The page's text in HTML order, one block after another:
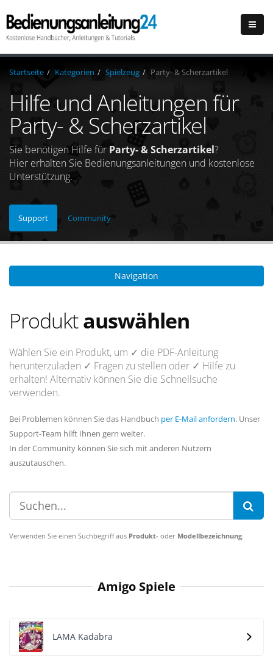
Startseite Kategorien Spielzeug Party- & Scherzartikel
Hilfe und Anleitungen für
Party- & Scherzartikel
Sie benötigen Hilfe für Party- & Scherzartikel?
Hier erhalten Sie Bedienungsanleitungen und kostenlose
Unterstützung.
Support Community
Navigation
Produktauswählen
Wählen Sie ein Produkt, um ✓ die PDF-Anleitung
herunterzuladen ✓ Fragen zu stellen oder ✓ Hilfe zu
erhalten! Alternativ können Sie die Schnellsuche
verwenden.
Bei Problemen können Sie das Handbuch per E-Mail anfordern. Unser
Support-Team hilft Ihnen gern weiter.
In der Community können Sie sich mit anderen Nutzern
auszutauschen.
Verwenden Sie einen Suchbegriff aus Produkt- oder Modellbezeichnung.
Amigo Spiele
LAMA Kadabra